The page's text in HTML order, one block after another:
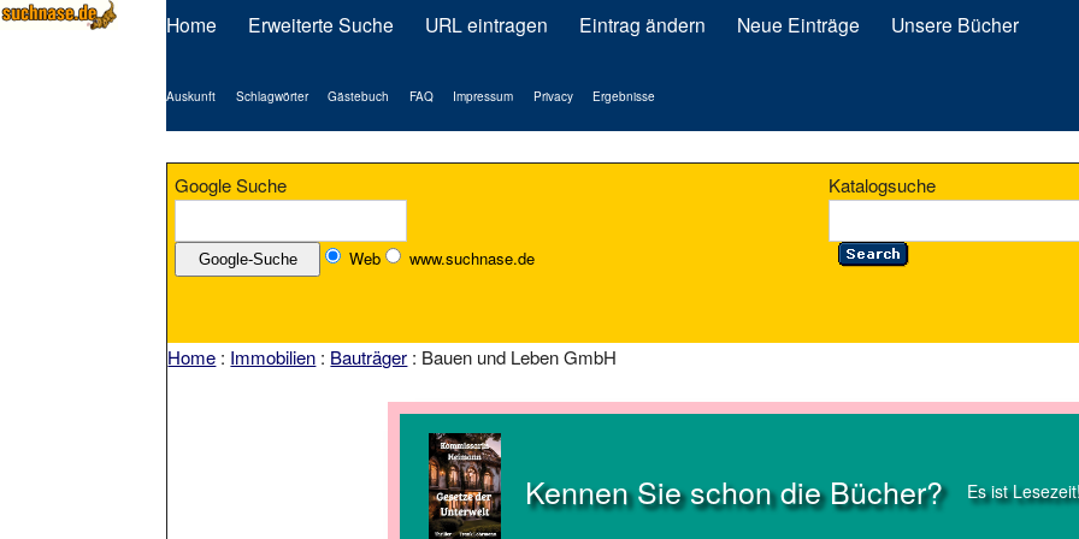
Home Erweiterte Suche URL eintragen Eintrag ändern Neue Einträge Unsere Bücher
Auskunft Schlagwörter Gästebuch FAQ Impressum Privacy Ergebnisse
Google Suche
Web www.suchnase.de
Katalogsuche
Home : Immobilien : Bauträger : Bauen und Leben GmbH
Kennen Sie schon die Bücher? Es ist